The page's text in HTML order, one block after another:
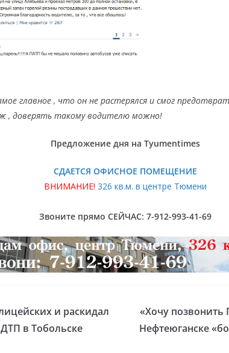
главное , что он не растерялся и смог
, доверять такому водителю можно!
Предложение дня на Tyumentimes
СДАЕТСЯ ОФИСНОЕ ПОМЕЩЕНИЕ
ВНИМАНИЕ! 326 кв.м. в центре Тюмени
Звоните прямо СЕЙЧАС: 7-912-993-41-69
и раскидал
в Тобольске
«Хочу позвонить
Нефтеюганске